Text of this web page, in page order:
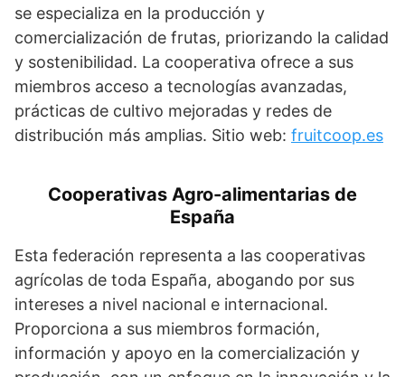
se especializa en la producción y
comercialización de frutas, priorizando la calidad
y sostenibilidad. La cooperativa ofrece a sus
miembros acceso a tecnologías avanzadas,
prácticas de cultivo mejoradas y redes de
distribución más amplias. Sitio web: fruitcoop.es
Cooperativas Agro-alimentarias de
España
Esta federación representa a las cooperativas
agrícolas de toda España, abogando por sus
intereses a nivel nacional e internacional.
Proporciona a sus miembros formación,
información y apoyo en la comercialización y